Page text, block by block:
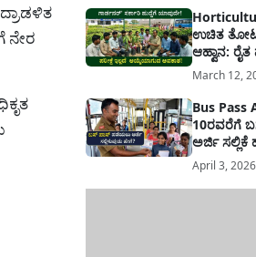
ನೇರ
ಉಚಿತ
ಆಹ್ವಾನ:
March 12,
Bus
10ರವರೆಗೆ
ಅರ್ಜಿ ಸಲ್ಲಿಕೆ
April 3, 2026